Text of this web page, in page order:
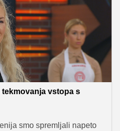
trema, je dokazal, da zna
tekmovanja vstopa s
smo spremljali napeto